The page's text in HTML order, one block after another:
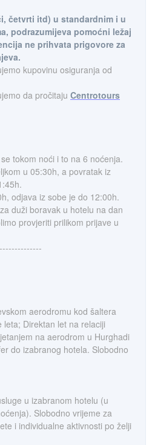
četvrti itd) u standardnim i u
podrazumijeva pomoćni ležaj
ne prihvata prigovore za
kupovinu osiguranja od
da pročitaju Centrotours
tokom noći i to na 6 noćenja.
u 05:30h, a povratak iz
odjava iz sobe je do 12:00h.
duži boravak u hotelu na dan
provjeriti prilikom prijave u
aerodromu kod šaltera
leta; Direktan let na relaciji
na aerodrom u Hurghadi
do izabranog hotela. Slobodno
u izabranom hotelu (u
Slobodno vrijeme za
i individualne aktivnosti po želji